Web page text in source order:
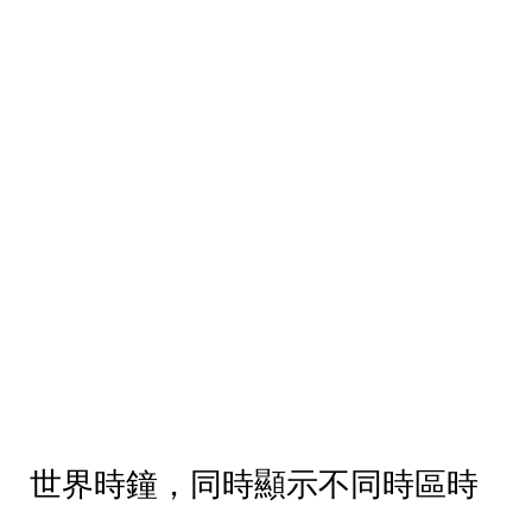
世界時鐘，同時顯示不同時區時